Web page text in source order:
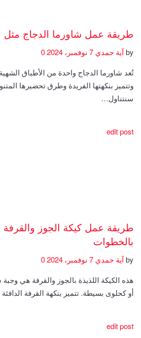
طريقة عمل شاورما الدجاج مثل
byآية حمدي
تُعد شاورما الدجاج واحدة من الأطباق
وتتميز بنكهتها الفريدة وطرق تحضيرها
سنتناول…
edit post
طريقة عمل كيكة الجوز
بالخطوات
byآية حمدي
هذه الكيكة اللذيذة بالجوز والقرفة هي وجبة
أو كحلوى بسيطة. تتميز بنكهة القرفة
edit post